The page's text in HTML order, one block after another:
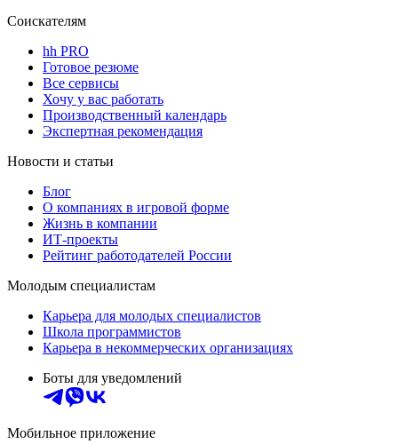
Соискателям
hh PRO
Готовое резюме
Все сервисы
Хочу у вас работать
Производственный календарь
Экспертная рекомендация
Новости и статьи
Блог
О компаниях в игровой форме
Жизнь в компании
ИТ-проекты
Рейтинг работодателей России
Молодым специалистам
Карьера для молодых специалистов
Школа программистов
Карьера в некоммерческих организациях
Боты для уведомлений
Мобильное приложение